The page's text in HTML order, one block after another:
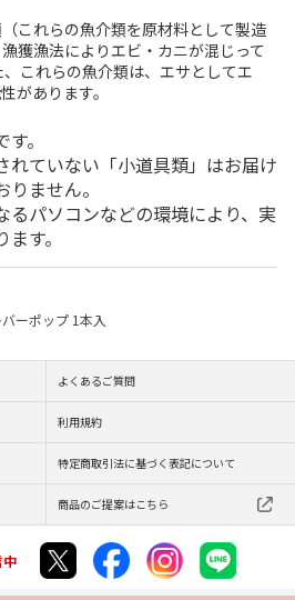
これらの魚介類を原材料として製造
獲漁法によりエビ・カニが混じって
これらの魚介類は、エサとしてエ
があります。
。
れていない「小道具類」はお届け
ません。
るパソコンなどの環境により、実
す。
バーポップ 1本入
よくあるご質問
利用規約
特定商取引法に基づく表記について
商品のご提案はこちら